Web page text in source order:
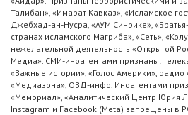
Талибан», «Имарат Кавказ», «Исламское
Джебхад-ан-Нусра, «АУМ Синрике»,
странах исламского Магриба», «Сеть»,
нежелательной деятельность «Открытой
Медиа». СМИ-иноагентами признаны:
«Важные истории», «Голос Америки», радио
«Медиазона», ОВД-инфо. Иноагентами
«Мемориал», «Аналитический Центр Юрия
Instagram и Facebook (Metа) запрещены в